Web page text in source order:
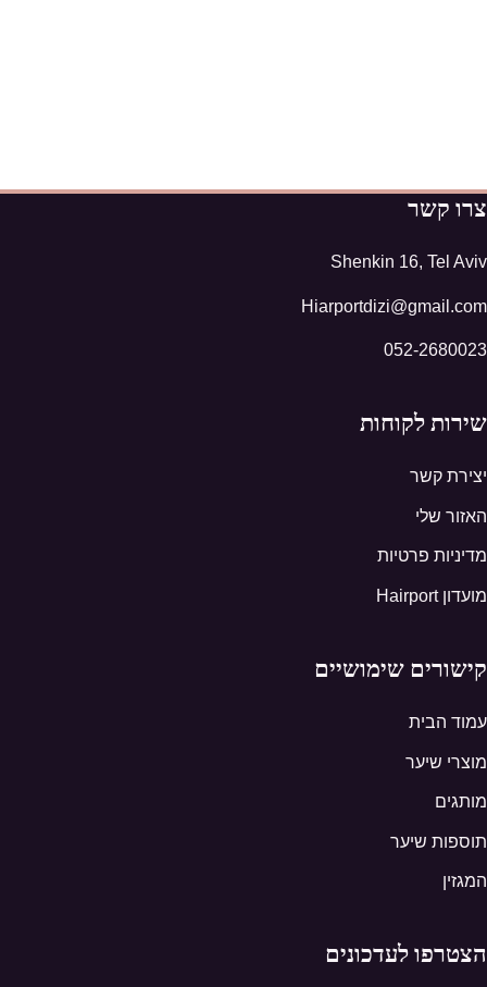
צרו קשר
Shenkin 16, Tel Aviv
Hiarportdizi@gmail.com
052-2680023
שירות לקוחות
יצירת קשר
האזור שלי
מדיניות פרטיות
מועדון Hairport
קישורים שימושיים
עמוד הבית
מוצרי שיער
מותגים
תוספות שיער
המגזין
הצטרפו לעדכונים